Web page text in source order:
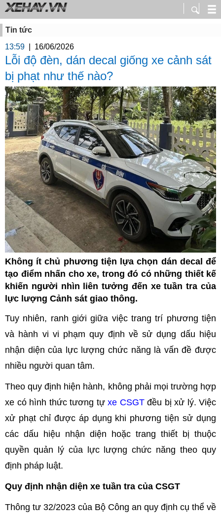
Tin tức
13:59
16/06/2026
Lỗi độ đèn, dán decal giống xe cảnh sát
bị phạt như thế nào?
Không ít chủ phương tiện lựa chọn dán decal để
tạo điểm nhấn cho xe, trong đó có những thiết kế
khiến người nhìn liên tưởng đến xe tuần tra của
lực lượng Cảnh sát giao thông.
Tuy nhiên, ranh giới giữa việc trang trí phương tiện
và hành vi vi phạm quy định về sử dụng dấu hiệu
nhận diện của lực lượng chức năng là vấn đề được
nhiều người quan tâm.
Theo quy định hiện hành, không phải mọi trường hợp
xe có hình thức tương tự xe CSGTđều bị xử lý. Việc
xử phạt chỉ được áp dụng khi phương tiện sử dụng
các dấu hiệu nhận diện hoặc trang thiết bị thuộc
quyền quản lý của lực lượng chức năng theo quy
định pháp luật.
Quy định nhận diện xe tuần tra của CSGT
Thông tư 32/2023 của Bộ Công an quy định cụ thể về